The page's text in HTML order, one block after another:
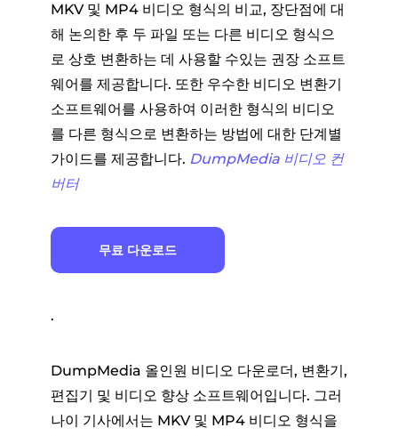
MKV 및 MP4 비디오 형식의 비교, 장단점에 대
해 논의한 후 두 파일 또는 다른 비디오 형식으
로 상호 변환하는 데 사용할 수있는 권장 소프트
웨어를 제공합니다. 또한 우수한 비디오 변환기
소프트웨어를 사용하여 이러한 형식의 비디오
를 다른 형식으로 변환하는 방법에 대한 단계별
가이드를 제공합니다. DumpMedia 비디오 컨
버터
무료 다운로드
.
DumpMedia 올인원 비디오 다운로더, 변환기,
편집기 및 비디오 향상 소프트웨어입니다. 그러
나이 기사에서는 MKV 및 MP4 비디오 형식을